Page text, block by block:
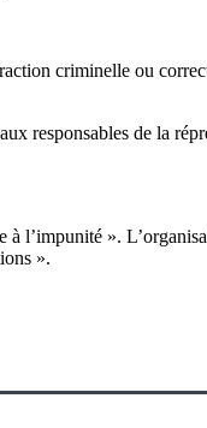
criminelle ou
responsables de la
l’impunité ».
».